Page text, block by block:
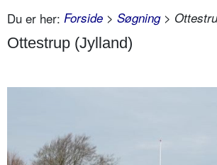
Du er her: Forside > Søgning>
Ottestrup (Jylland)